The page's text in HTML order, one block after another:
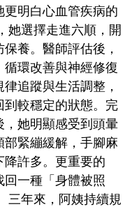
更明白心血管疾病的
她選擇走進六順，開
養。醫師評估後，
循環改善與神經修復
追蹤與生活調整，
到較穩定的狀態。完
，她明顯感受到頭暈
部緊繃緩解，手腳麻
降許多。更重要的
回一種「身體被照
三年來，阿姨持續規